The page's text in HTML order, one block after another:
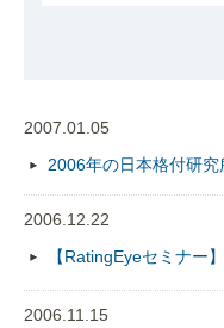
2007.01.05
2006年の日本格付研
2006.12.22
【RatingEyeセミナー
2006.11.15